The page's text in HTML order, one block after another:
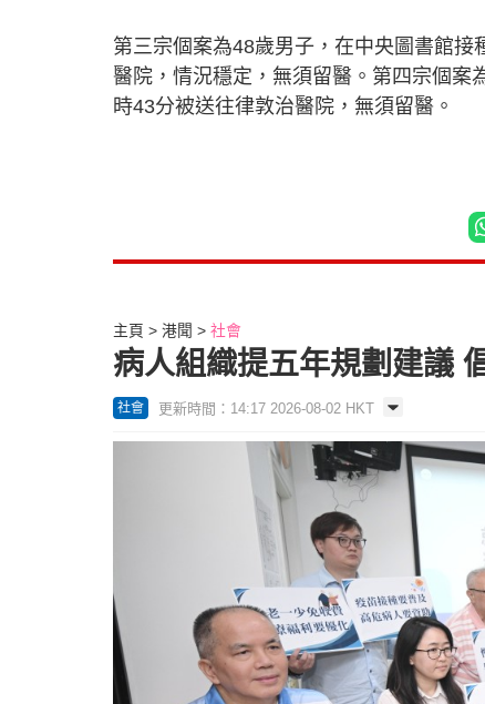
第三宗個案為48歲男子，在中央圖書館
醫院，情況穩定，無須留醫。第四宗個案
時43分被送往律敦治醫院，無須留醫。
主頁 港聞 社會
病人組織提五年規劃建議
社會 更新時間：14:17 2026-08-02 HKT